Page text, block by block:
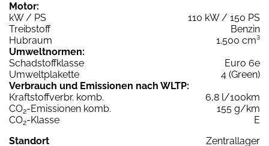
Motor:
kW / PS
110 kW / 150 PS
Treibstoff
Benzin
Hubraum
1.500 cm³
Umweltnormen:
Schadstoffklasse
Euro 6e
Umweltplakette
4 (Green)
Verbrauch und Emissionen nach WLTP:
Kraftstoffverbr. komb.
6,8 l/100km
CO2-Emissionen komb.
155 g/km
CO2-Klasse
E
Standort
Zentrallager